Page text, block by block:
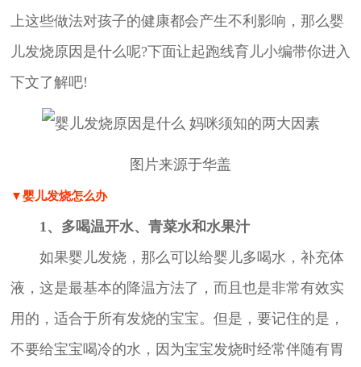
上这些做法对孩子的健康都会产生不利影响，那么婴
儿发烧原因是什么呢?下面让起跑线育儿小编带你进入
下文了解吧!
图片来源于华盖
▼婴儿发烧怎么办
1、多喝温开水、青菜水和水果汁
如果婴儿发烧，那么可以给婴儿多喝水，补充体
液，这是最基本的降温方法了，而且也是非常有效实
用的，适合于所有发烧的宝宝。但是，要记住的是，
不要给宝宝喝冷的水，因为宝宝发烧时经常伴随有胃